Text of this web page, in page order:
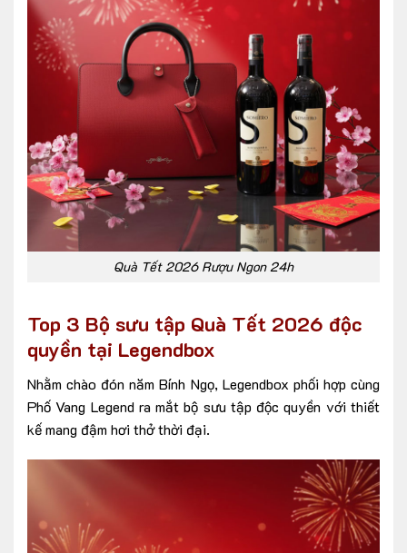
Quà Tết 2026 Rượu Ngon 24h
Top 3 Bộ sưu tập Quà Tết 2026 độc
quyền tại Legendbox
Nhằm chào đón năm Bính Ngọ, Legendbox phối hợp cùng
Phố Vang Legend ra mắt bộ sưu tập độc quyền với thiết
kế mang đậm hơi thở thời đại.